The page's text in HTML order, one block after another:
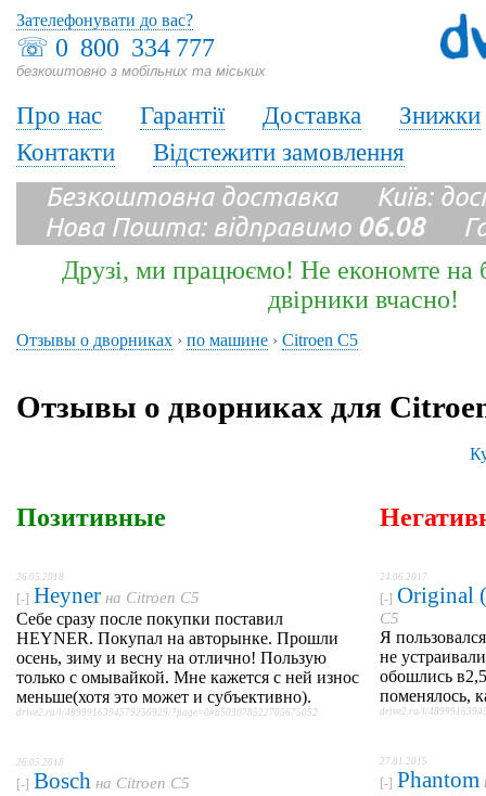
☏ 0 800 334 777
безкоштовно з мобільних та міських
Зателефонувати до вас?
Про нас Гарантії Доставка
Знижки
Контакти
Відстежити замовлення
Безкоштовна доставка Київ:
Нова Пошта: відправимо 06.08
Друзі, ми працюємо! Не економте на
двірники вчасно!
Отзывы о дворниках › по машине › Citroen C5
Отзывы о дворниках для
Позитивные
26.05.2018
[-] Heyner на Citroen C5
Себе сразу после покупки поставил
HEYNER. Покупал на авторынке. Прошли
осень, зиму и весну на отлично! Пользую
только с омывайкой. Мне кажется с ней износ
меньше(хотя это может и субъективно).
drive2.ru/l/4899916394579256929/?page=0#a503078522705675052
26.05.2018
[-] Bosch на Citroen C5
24.06.2017
[-] Original
C5
Я
не
обошлись
поменялось,
drive2.ru/l/
27.01.2015
[-] Phantom